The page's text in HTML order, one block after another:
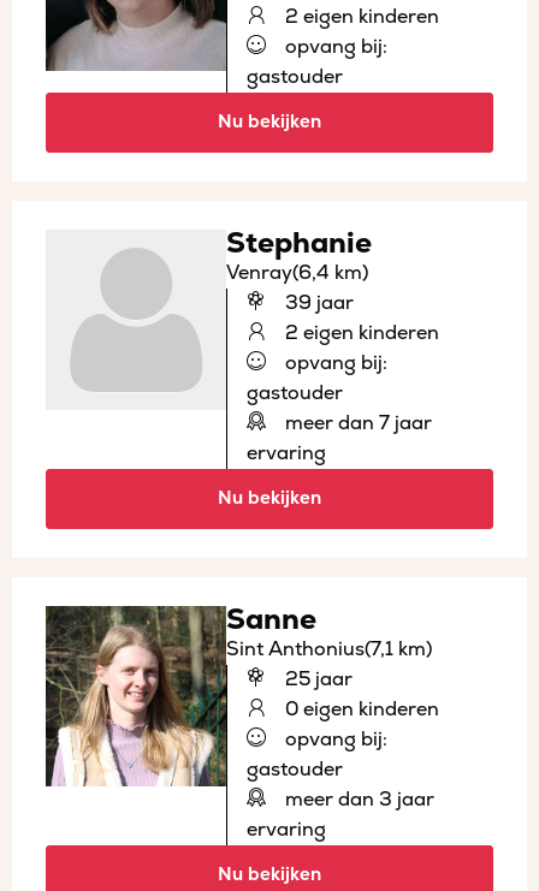
2 eigen kinderen
opvang bij:
gastouder
Nu bekijken
Stephanie
Venray(6,4 km)
39 jaar
2 eigen kinderen
opvang bij:
gastouder
meer dan 7 jaar
ervaring
Nu bekijken
Sanne
Sint Anthonius(7,1 km)
25 jaar
0 eigen kinderen
opvang bij:
gastouder
meer dan 3 jaar
ervaring
Nu bekijken